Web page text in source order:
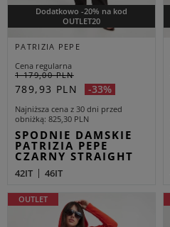
Dodatkowo -20% na kod
OUTLET20
PATRIZIA PEPE
Cena regularna
1 179,00 PLN
789,93 PLN -33%
Najniższa cena z 30 dni przed
obniżką 825,30 PLN
SPODNIE DAMSKIE
PATRIZIA PEPE
CZARNY STRAIGHT
42IT 46IT
OUTLET